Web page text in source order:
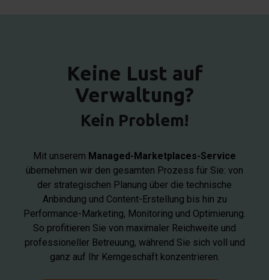
Keine Lust auf
Verwaltung?
Kein Problem!
Mit unserem Managed-Marketplaces-Service
übernehmen wir den gesamten Prozess für Sie: von
der strategischen Planung über die technische
Anbindung und Content-Erstellung bis hin zu
Performance-Marketing, Monitoring und Optimierung.
So profitieren Sie von maximaler Reichweite und
professioneller Betreuung, während Sie sich voll und
ganz auf Ihr Kerngeschäft konzentrieren.